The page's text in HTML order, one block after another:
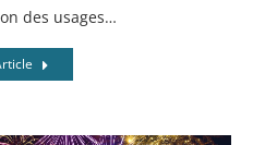
des usages…